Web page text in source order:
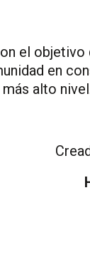
el objetivo
en
alto